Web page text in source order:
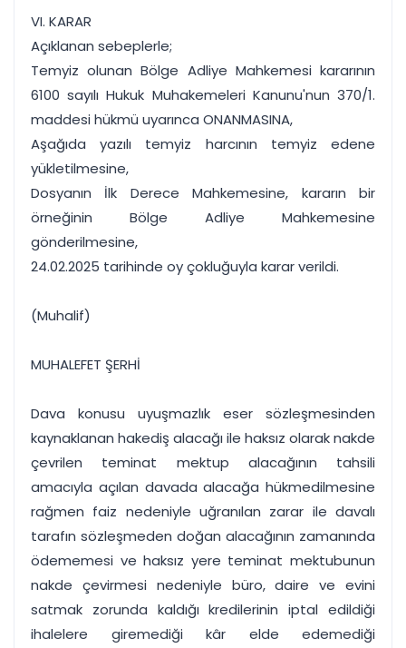
VI. KARAR
Açıklanan sebeplerle;
Temyiz olunan Bölge Adliye Mahkemesi kararının
6100 sayılı Hukuk Muhakemeleri Kanunu'nun 370/1.
maddesi hükmü uyarınca ONANMASINA,
Aşağıda yazılı temyiz harcının temyiz edene
yükletilmesine,
Dosyanın İlk Derece Mahkemesine, kararın bir
örneğinin Bölge Adliye Mahkemesine
gönderilmesine,
24.02.2025 tarihinde oy çokluğuyla karar verildi.
(Muhalif)
MUHALEFET ŞERHİ
Dava konusu uyuşmazlık eser sözleşmesinden
kaynaklanan hakediş alacağı ile haksız olarak nakde
çevrilen teminat mektup alacağının tahsili
amacıyla açılan davada alacağa hükmedilmesine
rağmen faiz nedeniyle uğranılan zarar ile davalı
tarafın sözleşmeden doğan alacağının zamanında
ödememesi ve haksız yere teminat mektubunun
nakde çevirmesi nedeniyle büro, daire ve evini
satmak zorunda kaldığı kredilerinin iptal edildiği
ihalelere giremediği kâr elde edemediği